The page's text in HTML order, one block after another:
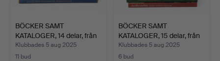
BÖCKER SAMT
KATALOGER, 14 delar, från
Bert…
Klubbades 5 aug 2025
11 bud
BÖCKER SAMT
KATALOGER, 15 delar, från
Bert…
Klubbades 5 aug 2025
6 bud